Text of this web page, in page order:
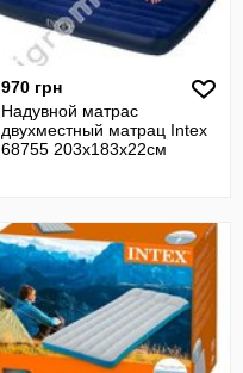
970 грн
Надувной матрас
двухместный матрац Intex
68755 203х183х22см